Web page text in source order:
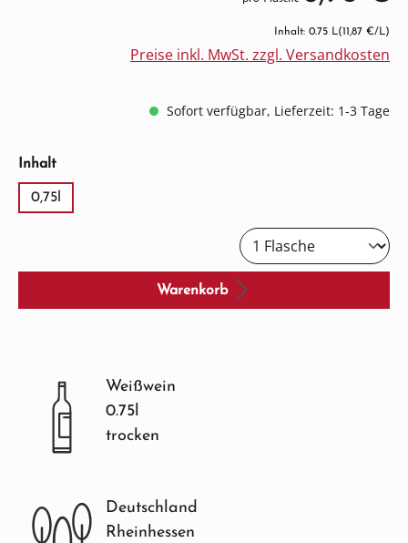
Inhalt: 0.75 L(11,87 €/L)
Preise inkl. MwSt. zzgl. Versandkosten
Sofort verfügbar, Lieferzeit: 1-3 Tage
Inhaltauswählen
0,75l
Warenkorb
Weißwein
0.75l
trocken
Deutschland
Rheinhessen